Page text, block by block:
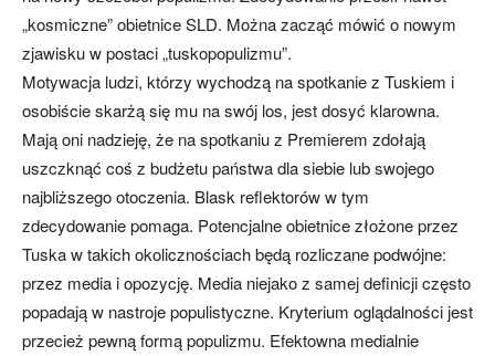
„kosmiczne” obietnice SLD. Można zacząć mówić o nowym
zjawisku w postaci „tuskopopulizmu”.
Motywacja ludzi, którzy wychodzą na spotkanie z Tuskiem i
osobiście skarżą się mu na swój los, jest dosyć klarowna.
Mają oni nadzieję, że na spotkaniu z Premierem zdołają
uszczknąć coś z budżetu państwa dla siebie lub swojego
najbliższego otoczenia. Blask reflektorów w tym
zdecydowanie pomaga. Potencjalne obietnice złożone przez
Tuska w takich okolicznościach będą rozliczane podwójne:
przez media i opozycję. Media niejako z samej definicji często
popadają w nastroje populistyczne. Kryterium oglądalności jest
przecież pewną formą populizmu. Efektowna medialnie